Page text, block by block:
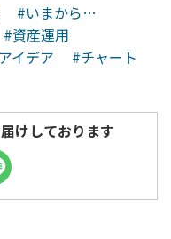
#いまから…
#資産運用
イデア
#チャート
けしております